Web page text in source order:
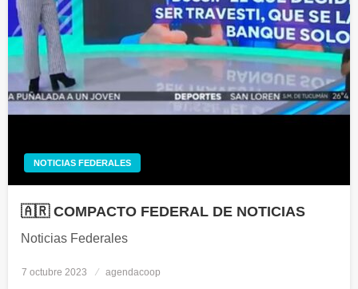
NOTICIAS FEDERALES
🇦🇷 COMPACTO FEDERAL DE NOTICIAS
Noticias Federales
Publicado
7 octubre 2023 agendacoop